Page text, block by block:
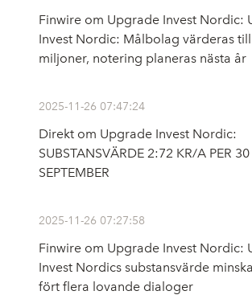
Finwire om Upgrade Invest Nordic:
Invest Nordic: Målbolag värderas
miljoner, notering planeras nästa år
2025-11-26 07:47:24
Direkt om Upgrade Invest Nordic:
SUBSTANSVÄRDE 2:72 KR/A PER 30
SEPTEMBER
2025-11-26 07:27:58
Finwire om Upgrade Invest Nordic:
Invest Nordics substansvärde
fört flera lovande dialoger